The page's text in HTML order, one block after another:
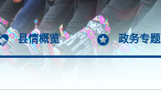
县情概览 政务专题